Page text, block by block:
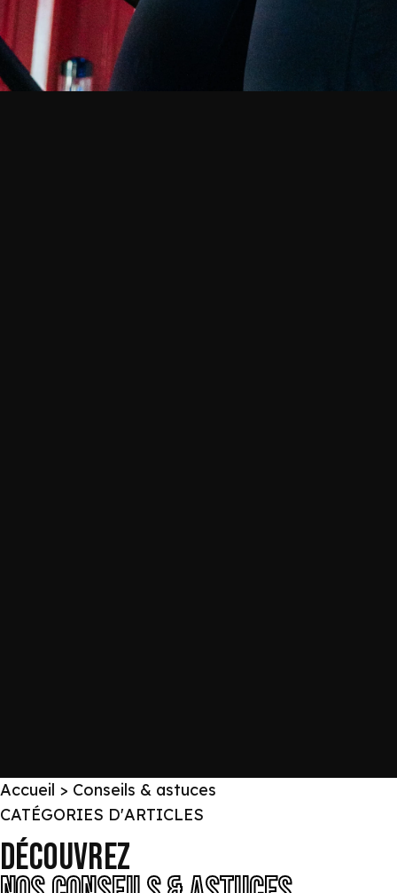
Accueil > Conseils & astuces
CATÉGORIES D'ARTICLES
DÉCOUVREZ